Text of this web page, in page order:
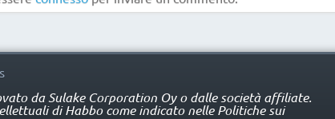
da Sulake Corporation Oy o dalle società affiliate.
di Habbo come indicato nelle Politiche sui